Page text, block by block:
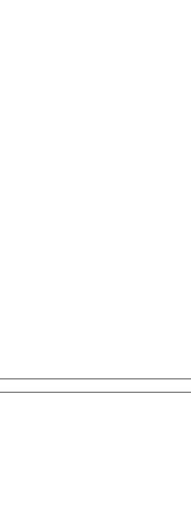
Хомуты стальные